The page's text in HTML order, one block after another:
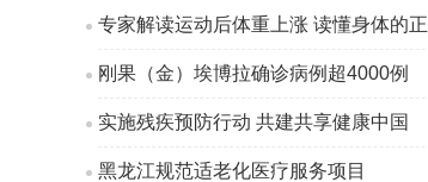
专家解读运动后体重上涨 读懂身体的
刚果（金）埃博拉确诊病例超4000例
实施残疾预防行动 共建共享健康中国
黑龙江规范适老化医疗服务项目